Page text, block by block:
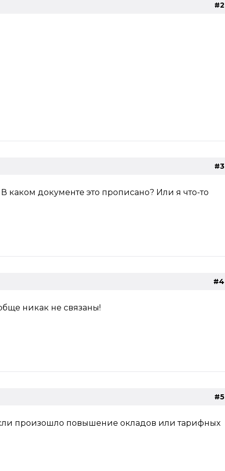
#2
#3
каком документе это прописано? Или я что-то
#4
никак не связаны!
#5
произошло повышение окладов или тарифных